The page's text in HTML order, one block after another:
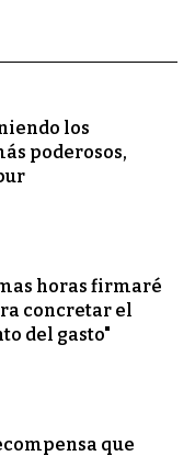
los
poderosos,
horas firmaré
concretar el
del gasto"
que